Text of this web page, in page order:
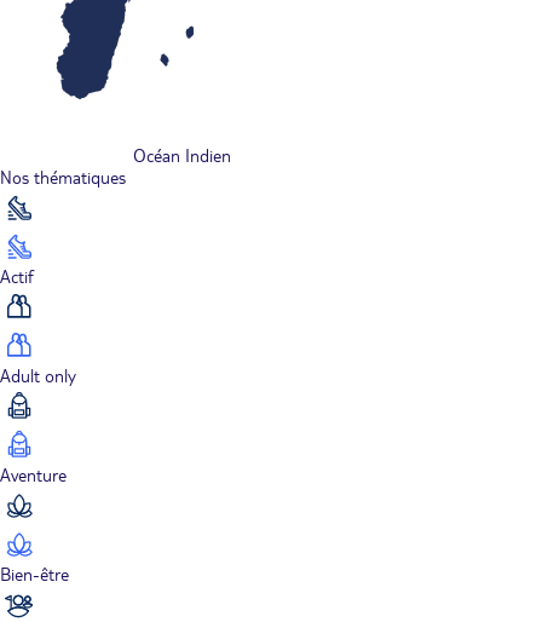
Océan Indien
Nos thématiques
Actif
Adult only
Aventure
Bien-être